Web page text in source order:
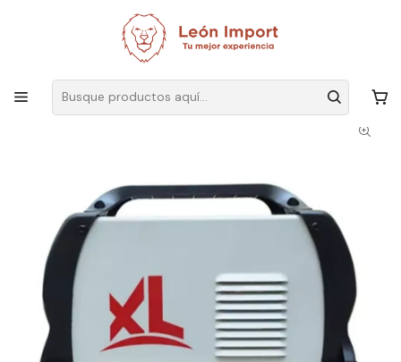
Envíos GRATIS
Herramientas Eléctricas
Maquina De Soldar Igbt Inverter 350a Mma-360 Soldar Soldador